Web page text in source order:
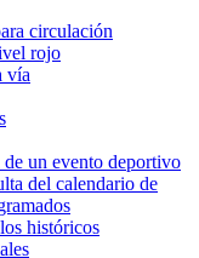
circulación
rojo
vía
un evento deportivo
del calendario de
históricos